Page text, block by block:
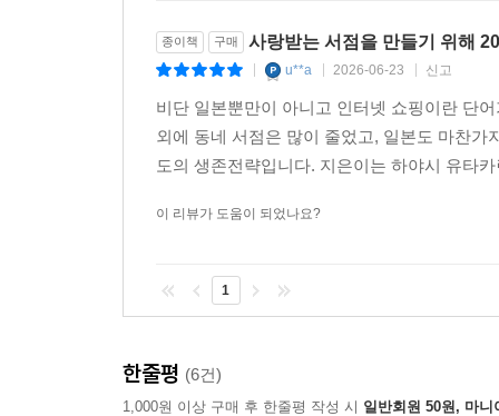
종이책 구매 사랑받는 서점을 만들기 위해
u**a 2026-06-23 신고
비단 일본뿐만이 아니고 인터넷 쇼핑이란 단
외에 동네 서점은 많이 줄었고, 일본도 마찬
도의 생존전략입니다. 지은이는 하야시 유타
이 리뷰가 도움이 되었나요?
1
한줄평 (6건)
1,000원 이상 구매 후 한줄평 작성 시 일반회원 50원, 마니